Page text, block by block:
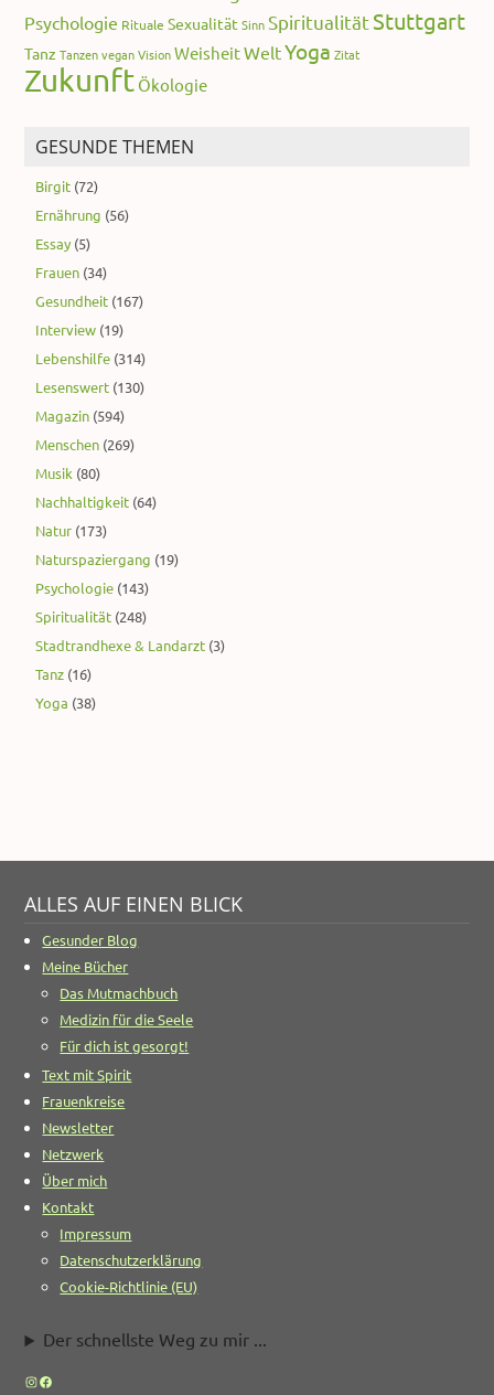
Psychologie Rituale Sexualität Sinn SpiritualitätStuttgart
Tanz Tanzen vegan Vision WeisheitWeltYoga Zitat
Zukunft Ökologie
GESUNDE THEMEN
Birgit (72)
Ernährung (56)
Essay (5)
Frauen (34)
Gesundheit (167)
Interview (19)
Lebenshilfe (314)
Lesenswert (130)
Magazin (594)
Menschen (269)
Musik (80)
Nachhaltigkeit (64)
Natur (173)
Naturspaziergang (19)
Psychologie (143)
Spiritualität (248)
Stadtrandhexe & Landarzt (3)
Tanz (16)
Yoga (38)
ALLES AUF EINEN BLICK
Gesunder Blog
Meine Bücher
Das Mutmachbuch
Medizin für die Seele
Für dich ist gesorgt!
Text mit Spirit
Frauenkreise
Newsletter
Netzwerk
Über mich
Kontakt
Impressum
Datenschutzerklärung
Cookie-Richtlinie (EU)
Der schnellste Weg zu mir ...
Instagram
Facebook